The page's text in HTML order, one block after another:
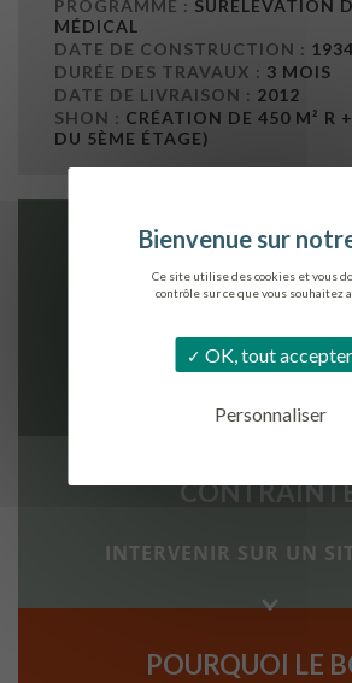
Ce site utilise des cookies et vous
contrôle sur ce que vous souhaitez
OK, tout accepter
Personnaliser
PROGRAMME : SURÉLÉVATION
MÉDICAL
DATE DE CONSTRUCTION : 1934
DURÉE DES TRAVAUX : 3 MOIS
DATE DE LIVRAISON : 2012
SHON : CRÉATION DE 450 M² R
DU 5ÈME ÉTAGE)
OBJECTIFS
REQUALIFIER
AUGMENTER LE
LOGEMENTS, DE
INTERVENIR SUR UN
POURQUOI LE